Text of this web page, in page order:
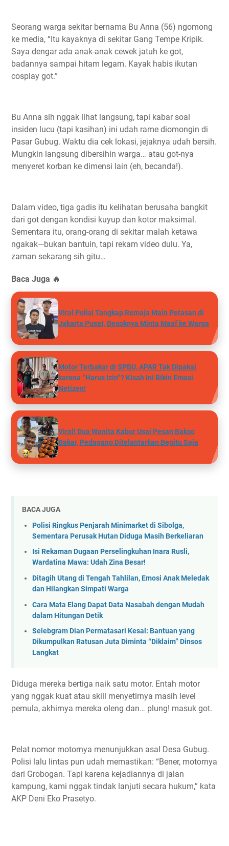
Seorang warga sekitar bernama Bu Anna (56) ngomong
ke media, “Itu kayaknya di sekitar Gang Tempe Kripik.
Saya dengar ada anak-anak cewek jatuh ke got,
badannya sampai hitam legam. Kayak habis ikutan
cosplay got.”
Bu Anna sih nggak lihat langsung, tapi kabar soal
insiden lucu (tapi kasihan) ini udah rame diomongin di
Pasar Gubug. Waktu dia cek lokasi, jejaknya udah bersih.
Mungkin langsung dibersihin warga… atau got-nya
menyeret korban ke dimensi lain (eh, becanda!).
Dalam video, tiga gadis itu kelihatan berusaha bangkit
dari got dengan kondisi kuyup dan kotor maksimal.
Sementara itu, orang-orang di sekitar malah ketawa
ngakak—bukan bantuin, tapi rekam video dulu. Ya,
zaman sekarang sih gitu…
Baca Juga 🔥
Viral Polisi Tangkap Remaja Main Petasan di
Jakarta Pusat, Besoknya Minta Maaf ke Warga
Motor Terbakar di SPBU, APAR Tak Dipakai
karena “Harus Izin”? Kisah Ini Bikin Emosi
Netizen!
Viral! Dua Wanita Kabur Usai Pesan Bakso
Bakar, Pedagang Ditelantarkan Begitu Saja
BACA JUGA
Polisi Ringkus Penjarah Minimarket di Sibolga,
Sementara Perusak Hutan Diduga Masih Berkeliaran
Isi Rekaman Dugaan Perselingkuhan Inara Rusli,
Wardatina Mawa: Udah Zina Besar!
Ditagih Utang di Tengah Tahlilan, Emosi Anak Meledak
dan Hilangkan Simpati Warga
Cara Mata Elang Dapat Data Nasabah dengan Mudah
dalam Hitungan Detik
Selebgram Dian Permatasari Kesal: Bantuan yang
Dikumpulkan Ratusan Juta Diminta “Diklaim” Dinsos
Langkat
Diduga mereka bertiga naik satu motor. Entah motor
yang nggak kuat atau skill menyetirnya masih level
pemula, akhirnya mereka oleng dan… plung! masuk got.
Pelat nomor motornya menunjukkan asal Desa Gubug.
Polisi lalu lintas pun udah memastikan: “Bener, motornya
dari Grobogan. Tapi karena kejadiannya di jalan
kampung, kami nggak tindak lanjuti secara hukum,” kata
AKP Deni Eko Prasetyo.